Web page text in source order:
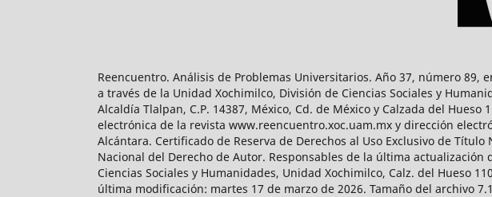
Reencuentro. Análisis de Problemas Universitarios. Año 37, número
a través de la Unidad Xochimilco, División de Ciencias Sociales y
Alcaldía Tlalpan, C.P. 14387, México, Cd. de México y Calzada del
electrónica de la revista www.reencuentro.xoc.uam.mx y dirección
Alcántara. Certificado de Reserva de Derechos al Uso Exclusivo de
Nacional del Derecho de Autor. Responsables de la última
Ciencias Sociales y Humanidades, Unidad Xochimilco, Calz. del Hueso
última modificación: martes 17 de marzo de 2026. Tamaño del archivo